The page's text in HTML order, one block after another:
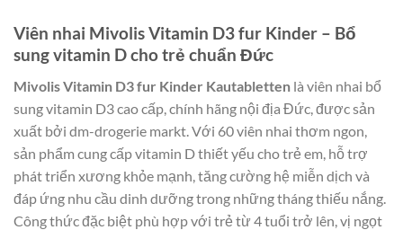
Viên nhai Mivolis Vitamin D3 fur Kinder – Bổ
sung vitamin D cho trẻ chuẩn Đức
Mivolis Vitamin D3 fur Kinder Kautabletten là viên nhai bổ
sung vitamin D3 cao cấp, chính hãng nội địa Đức, được sản
xuất bởi dm-drogerie markt. Với 60 viên nhai thơm ngon,
sản phẩm cung cấp vitamin D thiết yếu cho trẻ em, hỗ trợ
phát triển xương khỏe mạnh, tăng cường hệ miễn dịch và
đáp ứng nhu cầu dinh dưỡng trong những tháng thiếu nắng.
Công thức đặc biệt phù hợp với trẻ từ 4 tuổi trở lên, vị ngọt